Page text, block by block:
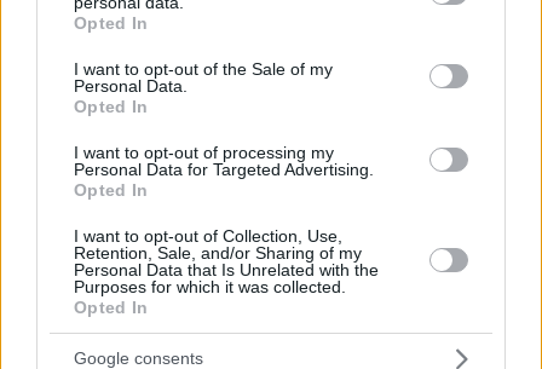
grant or deny consent to Google and its third-party tags to
use your data for below specified purposes in below Google
consent section.
Opted In
I want to opt-out of the Sale of my
Personal Data.
Opted In
I want to opt-out of processing my
Personal Data for Targeted Advertising.
Opted In
I want to opt-out of Collection, Use,
Retention, Sale, and/or Sharing of my
Personal Data that Is Unrelated with the
Purposes for which it was collected.
Opted In
Google consents
«Πόσα θέλεις για το κορίτσι;»: Τουρίστας στην
Κρήτη ζητά... τιμή για να ασελγήσει σε ανήλικη, τι
καταγγέλλει ο ιδιοκτήτης επιχείρησης
07.08.2026, 18:22